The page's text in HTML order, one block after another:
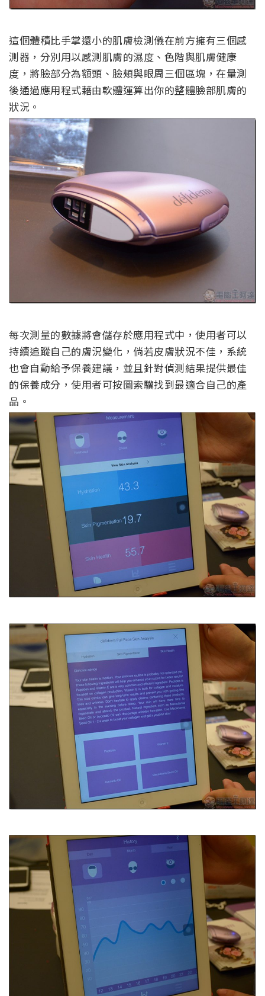
這個體積比手掌還小的肌膚檢測儀在前方擁有三個感
測器，分別用以感測肌膚的濕度、色階與肌膚健康
度，將臉部分為額頭、臉頰與眼周三個區塊，在量測
後通過應用程式藉由軟體運算出你的整體臉部肌膚的
狀況。
每次測量的數據將會儲存於應用程式中，使用者可以
持續追蹤自己的膚況變化，倘若皮膚狀況不佳，系統
也會自動給予保養建議，並且針對偵測結果提供最佳
的保養成分，使用者可按圖索驥找到最適合自己的產
品。